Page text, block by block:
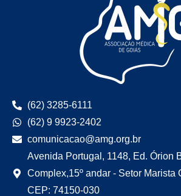
(62) 3285-6111
(62) 9 9923-2402
comunicacao@amg.org.br
Avenida Portugal, 1148, Ed. Órion
Complex,15º andar - Setor Marista
CEP: 74150-030